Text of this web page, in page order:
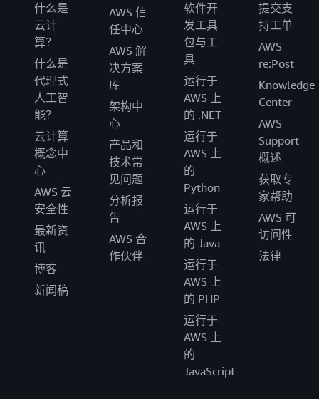
什么是
云计
算？
什么是
代理式
人工智
能？
云计算
概念中
心
AWS 云
安全性
最新资
讯
博客
新闻稿
AWS 信
任中心
AWS 解
决方案
库
架构中
心
产品和
技术常
见问题
分析报
告
AWS 合
作伙伴
软件开
发工具
包与工
具
运行于
AWS 上
的 .NET
运行于
AWS 上
的
Python
运行于
AWS 上
的 Java
运行于
AWS 上
的 PHP
运行于
AWS 上
的
JavaScript
提交支
持工单
AWS
re:Post
Knowledge
Center
AWS
Support
概述
获取专
家帮助
AWS 可
访问性
法律